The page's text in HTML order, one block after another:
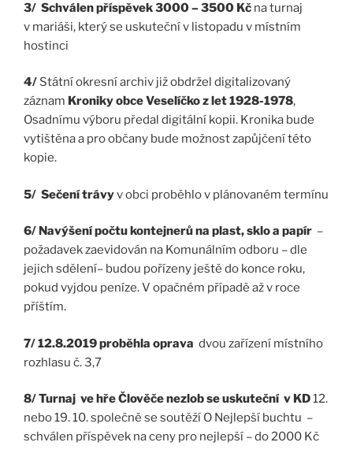
3/ Schválen příspěvek 3000 – 3500 Kč na turnaj
v mariáši, který se uskuteční v listopadu v místním
hostinci
4/ Státní okresní archiv již obdržel digitalizovaný
záznam Kroniky obce Veselíčko z let 1928-1978,
Osadnímu výboru předal digitální kopii. Kronika bude
vytištěna a pro občany bude možnost zapůjčení této
kopie.
5/ Sečení trávyv obci proběhlo v plánovaném termínu
6/ Navýšení počtu kontejnerů na plast, sklo a papír –
požadavek zaevidován na Komunálním odboru – dle
jejich sdělení– budou pořízeny ještě do konce roku,
pokud vyjdou peníze. V opačném případě až v roce
příštím.
7/ 12.8.2019 proběhla oprava dvou zařízení místního
rozhlasu č. 3,7
8/ Turnaj ve hře Člověče nezlob se uskuteční v KD12.
nebo 19. 10. společně se soutěží O Nejlepší buchtu –
schválen příspěvek na ceny pro nejlepší – do 2000 Kč